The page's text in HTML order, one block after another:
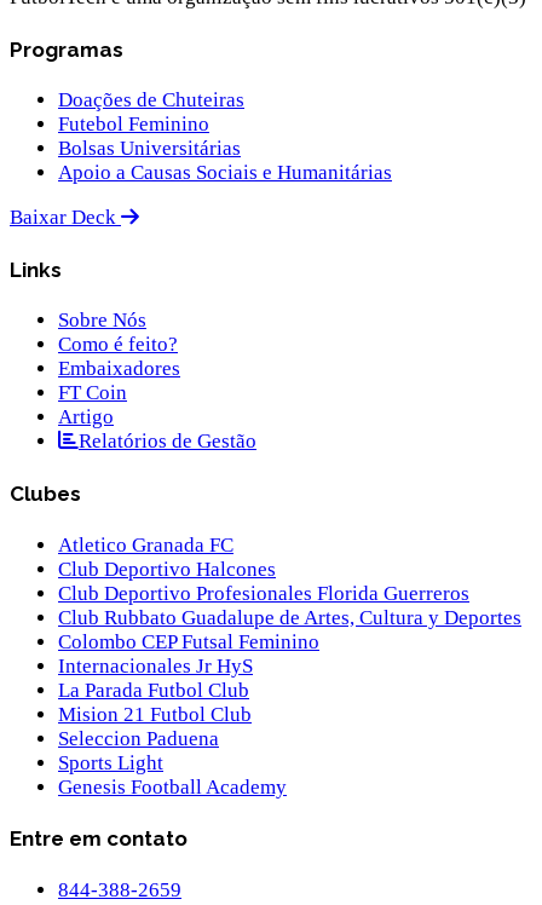
Programas
Doações de Chuteiras
Futebol Feminino
Bolsas Universitárias
Apoio a Causas Sociais e Humanitárias
Baixar Deck
Links
Sobre Nós
Como é feito?
Embaixadores
FT Coin
Artigo
Relatórios de Gestão
Clubes
Atletico Granada FC
Club Deportivo Halcones
Club Deportivo Profesionales Florida Guerreros
Club Rubbato Guadalupe de Artes, Cultura y Deportes
Colombo CEP Futsal Feminino
Internacionales Jr HyS
La Parada Futbol Club
Mision 21 Futbol Club
Seleccion Paduena
Sports Light
Genesis Football Academy
Entre em contato
844-388-2659